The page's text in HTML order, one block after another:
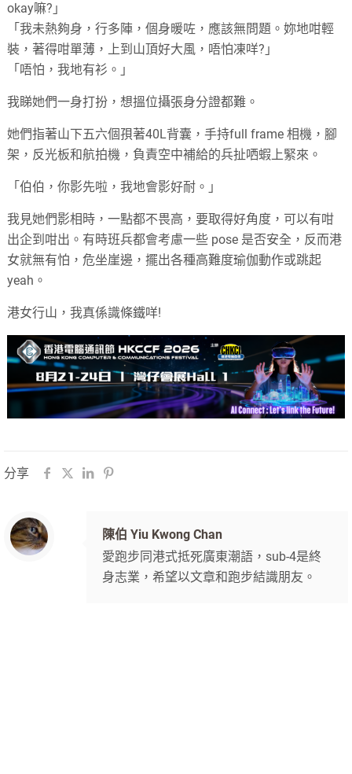
okay嘛?」
「我未熱夠身，行多陣，個身暖咗，應該無問題。妳地咁輕
裝，著得咁單薄，上到山頂好大風，唔怕凍咩?」
「唔怕，我地有衫。」
我睇她們一身打扮，想搵位攝張身分證都難。
她們指著山下五六個孭著40L背囊，手持full frame 相機，腳
架，反光板和航拍機，負責空中補給的兵扯哂蝦上緊來。
「伯伯，你影先啦，我地會影好耐。」
我見她們影相時，一點都不畏高，要取得好角度，可以有咁
出企到咁出。有時班兵都會考慮一些 pose 是否安全，反而港
女就無有怕，危坐崖邊，擺出各種高難度瑜伽動作或跳起
yeah。
港女行山，我真係識條鐵咩!
分享
陳伯 Yiu Kwong Chan
愛跑步同港式抵死廣東潮語，sub-4是終
身志業，希望以文章和跑步結識朋友。